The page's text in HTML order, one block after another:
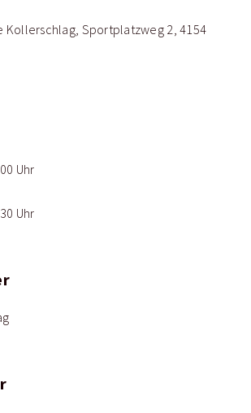
Kollerschlag, Sportplatzweg 2, 4154
Uhr
Uhr